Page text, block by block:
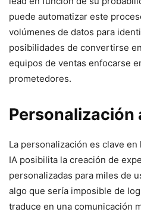
puede automatizar este
volúmenes de datos para
posibilidades de convertirse
equipos de ventas enfocarse
prometedores.
Personalización
La personalización es clave
IA posibilita la creación de
personalizadas para miles de
algo que sería imposible de
traduce en una comunicación